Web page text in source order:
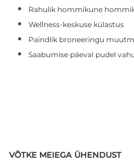
Rahulik hommikune
Wellness-keskuse külastus
Paindlik broneeringu
Saabumise päeval pudel
VÕTKE MEIEGA ÜHENDUST